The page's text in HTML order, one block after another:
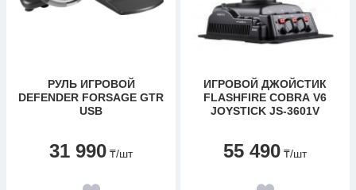
РУЛЬ ИГРОВОЙ
DEFENDER FORSAGE GTR
USB
31 990 ₸/шт
ИГРОВОЙ ДЖОЙСТИК
FLASHFIRE COBRA V6
JOYSTICK JS-3601V
55 490 ₸/шт